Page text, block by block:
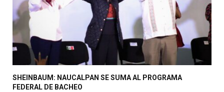
SHEINBAUM: NAUCALPAN SE SUMA AL PROGRAMA
FEDERAL DE BACHEO